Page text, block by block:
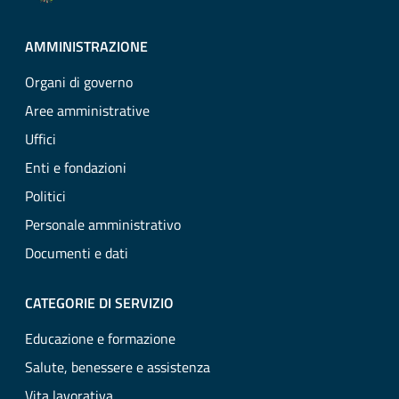
AMMINISTRAZIONE
Organi di governo
Aree amministrative
Uffici
Enti e fondazioni
Politici
Personale amministrativo
Documenti e dati
CATEGORIE DI SERVIZIO
Educazione e formazione
Salute, benessere e assistenza